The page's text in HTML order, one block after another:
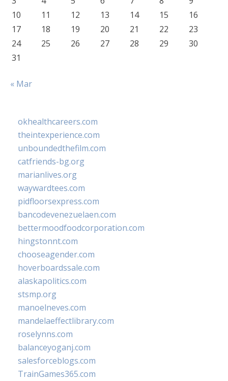
10
11 12 13 14 15
16
17
18 19 20 21 22
23
24
25 26 27 28 29
30
31
« Mar
okhealthcareers.com
theintexperience.com
unboundedthefilm.com
catfriends-bg.org
marianlives.org
waywardtees.com
pidfloorsexpress.com
bancodevenezuelaen.com
bettermoodfoodcorporation.com
hingstonnt.com
chooseagender.com
hoverboardssale.com
alaskapolitics.com
stsmp.org
manoelneves.com
mandelaeffectlibrary.com
roselynns.com
balanceyoganj.com
salesforceblogs.com
TrainGames365.com